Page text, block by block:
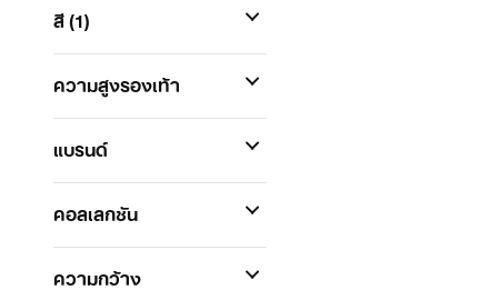
สี(1)
ความสูงรองเท้า
แบรนด์
คอลเลกชัน
ความกว้าง